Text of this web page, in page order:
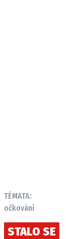
TÉMATA:
očkování
STALO SE